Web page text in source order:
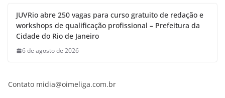
JUVRio abre 250 vagas para curso gratuito de redação e
workshops de qualificação profissional – Prefeitura da
Cidade do Rio de Janeiro
6 de agosto de 2026
Contato midia@oimeliga.com.br